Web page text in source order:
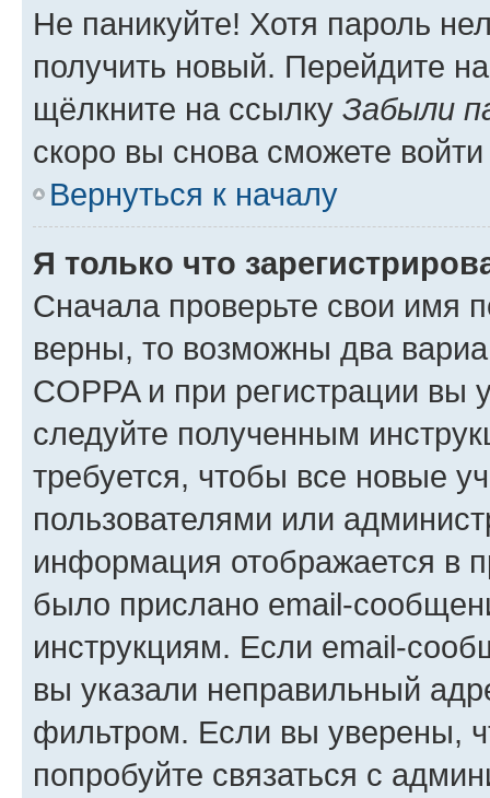
Не паникуйте! Хотя пароль
получить новый. Перейдите
щёлкните на ссылку Забыли
скоро вы снова сможете
Вернуться к началу
Я только что
Сначала проверьте свои имя
верны, то возможны два
COPPA и при регистрации вы
следуйте полученным
требуется, чтобы все новые
пользователями или
информация отображается в
было прислано email-
инструкциям. Если email-
вы указали неправильный
фильтром. Если вы уверены,
попробуйте связаться с